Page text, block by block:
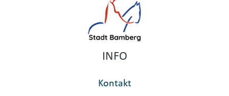
INFO
Kontakt